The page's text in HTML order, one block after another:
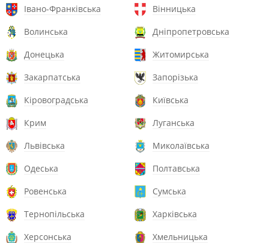
Івано-Франківська
Вінницька
Волинська
Дніпропетровська
Донецька
Житомирська
Закарпатська
Запорізька
Кіровоградська
Київська
Крим
Луганська
Львівська
Миколаївська
Одеська
Полтавська
Ровенська
Сумська
Тернопільська
Харківська
Херсонська
Хмельницька